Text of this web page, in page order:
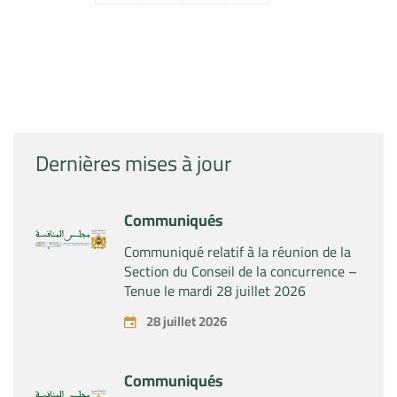
Dernières mises à jour
Communiqués
Communiqué relatif à la réunion de la
Section du Conseil de la concurrence –
Tenue le mardi 28 juillet 2026
28 juillet 2026
Communiqués